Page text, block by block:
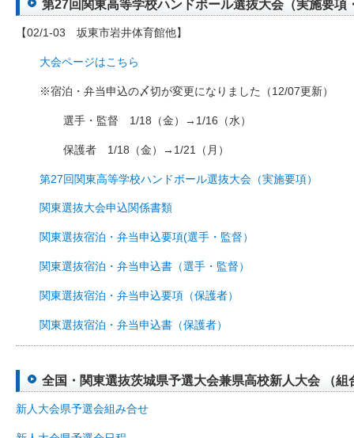
第27回関東高等学校ハンドボール選抜大会（実施要項
【02/1-03 坂東市岩井体育館他】
大会ページはこちら
※宿泊・弁当申込の〆切が変更になりました（12/07更新）
選手・監督 1/18（金）→1/16（水）
保護者 1/18（金）→1/21（月）
第27回関東高等学校ハンドボール選抜大会（実施要項）
関東選抜大会申込関係書類
関東選抜宿泊・弁当申込要項(選手・監督）
関東選抜宿泊・弁当申込書（選手・監督）
関東選抜宿泊・弁当申込要項（保護者）
関東選抜宿泊・弁当申込書（保護者）
全国・関東選抜茨城県予選大会兼県高校新人大会 （
新人大会県予選会組み合せ